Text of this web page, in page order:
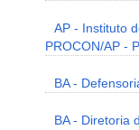
AP - Instituto
PROCON/AP -
BA -
BA - Diretoria